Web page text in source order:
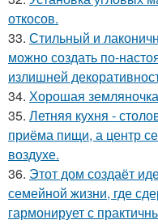
откосов.
33. Стильный и
можно создать по-
излишней
34. Хорошая
35. Летняя кухня -
приёма пищи, а центр
воздухе.
36. Этот дом создаёт
семейной жизни, где
гармонирует с